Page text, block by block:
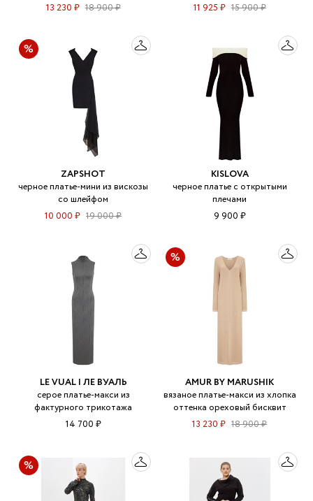
13 230 ₽ 18 900 ₽
11 925 ₽ 15 900 ₽
ZAPSHOT
черное платье-мини из вискозы
со шлейфом
10 000 ₽ 19 000 ₽
KISLOVA
черное платье с открытыми
плечами
9 900 ₽
LE VUAL | ЛЕ ВУАЛЬ
серое платье-макси из
фактурного трикотажа
14 700 ₽
AMUR BY MARUSHIK
вязаное платье-макси из хлопка
оттенка ореховый бисквит
13 230 ₽ 18 900 ₽